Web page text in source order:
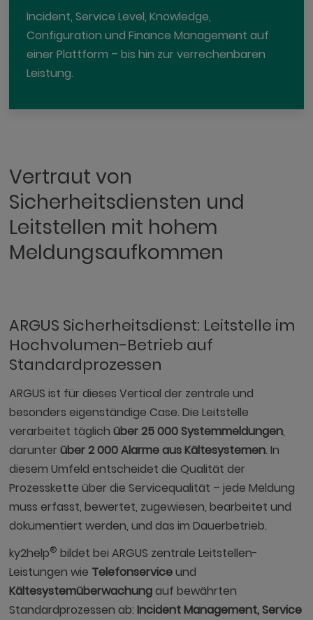
Incident, Service Level, Knowledge,
Configuration und Finance Management auf
einer Plattform – bis hin zur verrechenbaren
Leistung.
Vertraut von
Sicherheitsdiensten und
Leitstellen mit hohem
Meldungsaufkommen
ARGUS Sicherheitsdienst: Leitstelle im
Hochvolumen-Betrieb auf
Standardprozessen
ARGUS ist für dieses Vertical der zentrale und
besonders eigenständige Case. Die Leitstelle
verarbeitet täglich über 25 000 Systemmeldungen,
darunter über 2 000 Alarme aus Kältesystemen. In
diesem Umfeld entscheidet die Qualität der
Prozesskette über die Servicequalität – jede Meldung
muss erfasst, bewertet, zugewiesen, bearbeitet und
dokumentiert werden, und das im Dauerbetrieb.
ky2help® bildet bei ARGUS zentrale Leitstellen-
Leistungen wie Telefonserviceund
Kältesystemüberwachungauf bewährten
Standardprozessen ab: Incident Management, Service